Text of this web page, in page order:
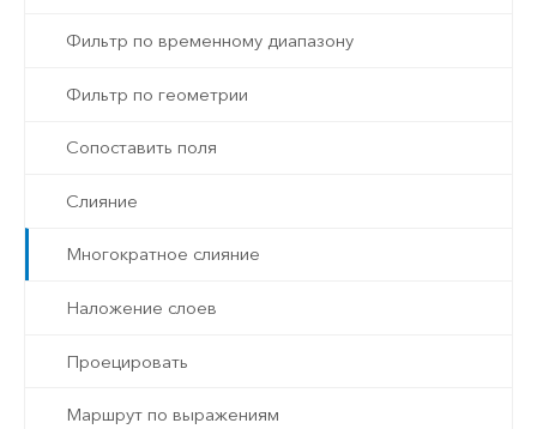
Фильтр по временному диапазону
Фильтр по геометрии
Сопоставить поля
Слияние
Многократное слияние
Наложение слоев
Проецировать
Маршрут по выражениям